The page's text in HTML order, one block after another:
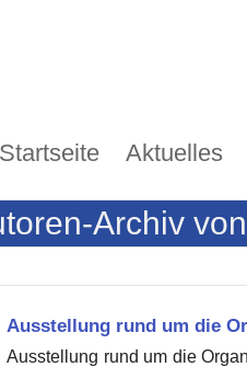
Startseite Aktuelles
Archiv
Ausstellung rund um die
Ausstellung rund um die